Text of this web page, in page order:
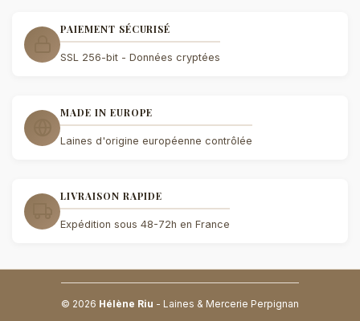
PAIEMENT SÉCURISÉ
SSL 256-bit - Données cryptées
MADE IN EUROPE
Laines d'origine européenne contrôlée
LIVRAISON RAPIDE
Expédition sous 48-72h en France
© 2026 Hélène Riu - Laines & Mercerie Perpignan